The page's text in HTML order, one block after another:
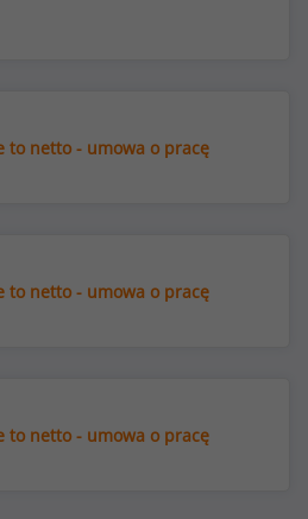
to netto - umowa o pracę
to netto - umowa o pracę
to netto - umowa o pracę